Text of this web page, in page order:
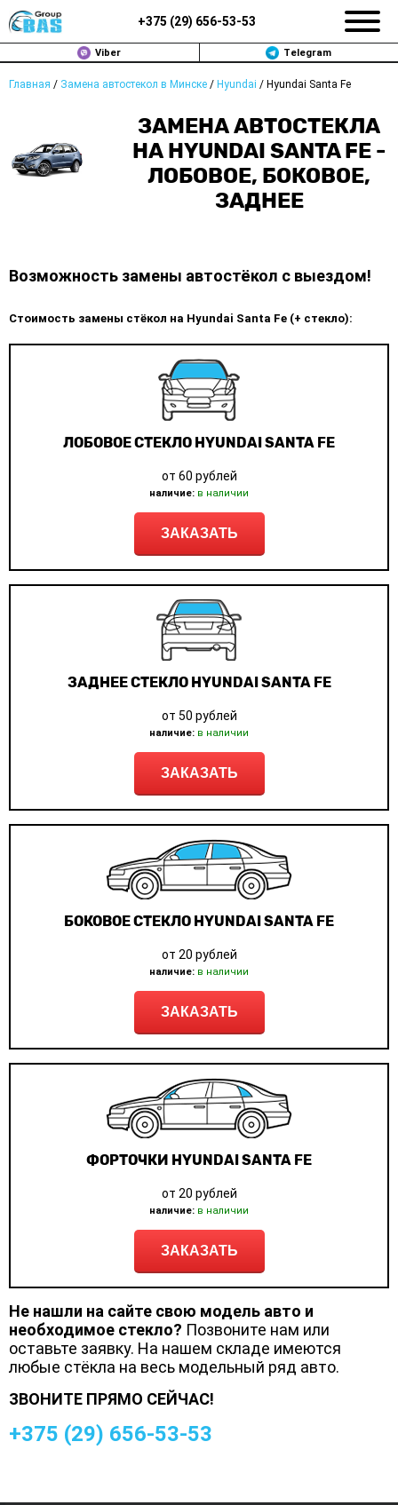
+375 (29) 656-53-53
Viber Telegram
Главная / Замена автостекол в Минске / Hyundai / Hyundai Santa Fe
ЗАМЕНА АВТОСТЕКЛА
НА HYUNDAI SANTA FE -
ЛОБОВОЕ, БОКОВОЕ,
ЗАДНЕЕ
Возможность замены автостёкол с выездом!
Стоимость замены стёкол на Hyundai Santa Fe (+ стекло):
ЛОБОВОЕ СТЕКЛО HYUNDAI SANTA FE
от 60 рублей
наличие: в наличии
ЗАКАЗАТЬ
ЗАДНЕЕ СТЕКЛО HYUNDAI SANTA FE
от 50 рублей
наличие: в наличии
ЗАКАЗАТЬ
БОКОВОЕ СТЕКЛО HYUNDAI SANTA FE
от 20 рублей
наличие: в наличии
ЗАКАЗАТЬ
ФОРТОЧКИ HYUNDAI SANTA FE
от 20 рублей
наличие: в наличии
ЗАКАЗАТЬ
Не нашли на сайте свою модель авто и
необходимое стекло? Позвоните нам или
оставьте заявку. На нашем складе имеются
любые стёкла на весь модельный ряд авто.
ЗВОНИТЕ ПРЯМО СЕЙЧАС!
+375 (29) 656-53-53
ЗАМЕНА АВТОСТЕКОЛ В МИНСКЕ
ПРОДАЖА АВТОСТЁКОЛ
РЕМОНТ
ПОЛИТИКА КОНФИДЕНЦИАЛЬНОСТИ